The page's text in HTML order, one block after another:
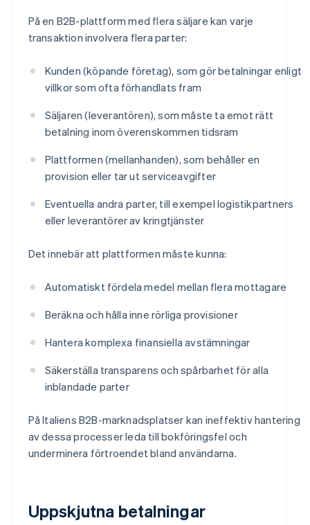
På en B2B-plattform med flera säljare kan varje
transaktion involvera flera parter:
Kunden (köpande företag), som gör betalningar enligt
villkor som ofta förhandlats fram
Säljaren (leverantören), som måste ta emot rätt
betalning inom överenskommen tidsram
Plattformen (mellanhanden), som behåller en
provision eller tar ut serviceavgifter
Eventuella andra parter, till exempel logistikpartners
eller leverantörer av kringtjänster
Det innebär att plattformen måste kunna:
Automatiskt fördela medel mellan flera mottagare
Beräkna och hålla inne rörliga provisioner
Hantera komplexa finansiella avstämningar
Säkerställa transparens och spårbarhet för alla
inblandade parter
På Italiens B2B-marknadsplatser kan ineffektiv hantering
av dessa processer leda till bokföringsfel och
underminera förtroendet bland användarna.
Uppskjutna betalningar